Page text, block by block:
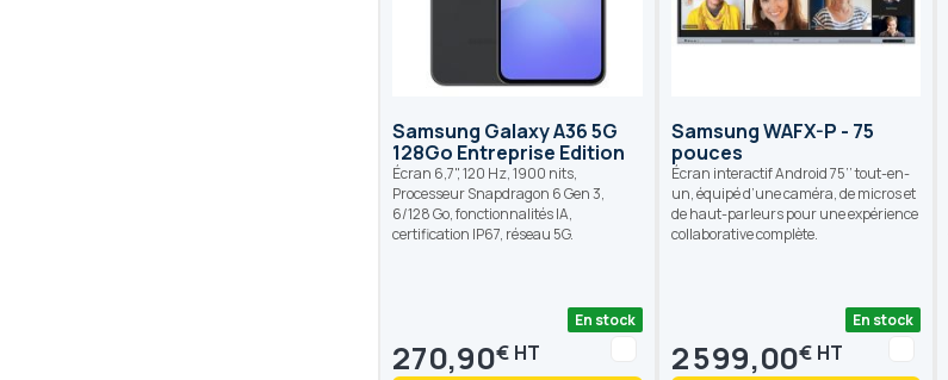
Samsung Galaxy A36 5G
128Go Entreprise Edition
Écran 6,7", 120 Hz, 1900 nits,
Processeur Snapdragon 6 Gen 3,
6/128 Go, fonctionnalités IA,
certification IP67, réseau 5G.
En stock
270,90€
Samsung WAFX-P - 75
pouces
Écran interactif Android 75’’ tout-en-
un, équipé d’une caméra, de micros et
de haut-parleurs pour une expérience
collaborative complète.
En stock
2 599,00€